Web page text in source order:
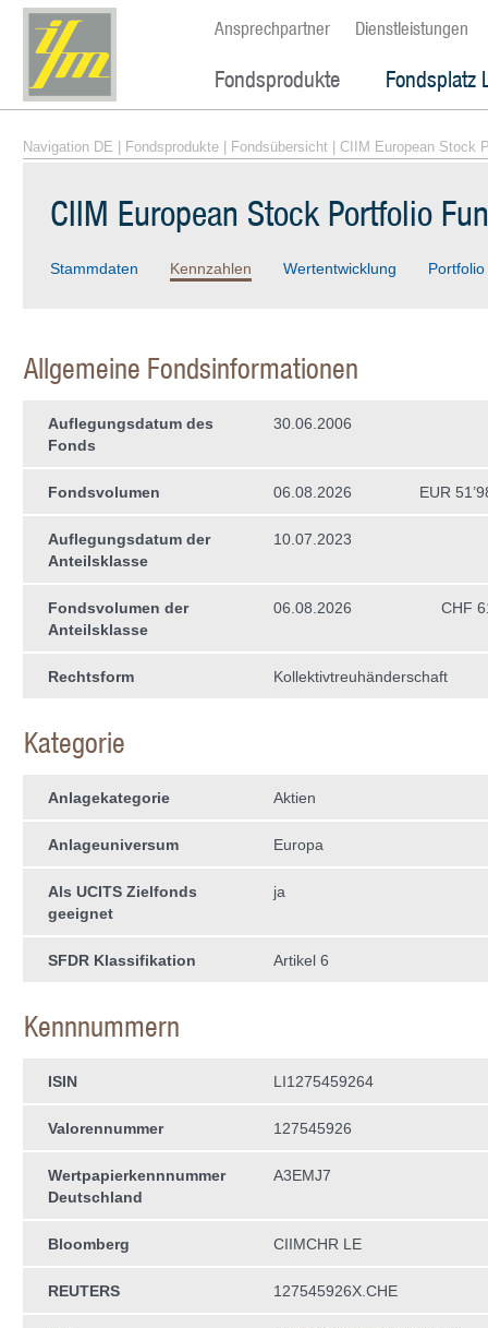
Ansprechpartner Dienstleistungen
Fondsprodukte Fondsplatz
Navigation DE Fondsprodukte Fondsübersicht | CIIM European Stock
CIIM European Stock Portfolio
Stammdaten Kennzahlen Wertentwicklung Portfolio
Allgemeine Fondsinformationen
Auflegungsdatum des
Fonds
30.06.2006
Fondsvolumen 06.08.2026 EUR
Auflegungsdatum der
Anteilsklasse
10.07.2023
Fondsvolumen der
Anteilsklasse
06.08.2026 CHF
Rechtsform Kollektivtreuhän­derschaft
Kategorie
Anlagekategorie Aktien
Anlageuniversum Europa
Als UCITS Zielfonds
geeignet
ja
SFDR Klassifikation Artikel 6
Kennnummern
ISIN LI1275459264
Valorennummer 127545926
Wertpapierkenn­nummer
Deutschland
A3EMJ7
Bloomberg CIIMCHR LE
REUTERS 127545926X.CHE